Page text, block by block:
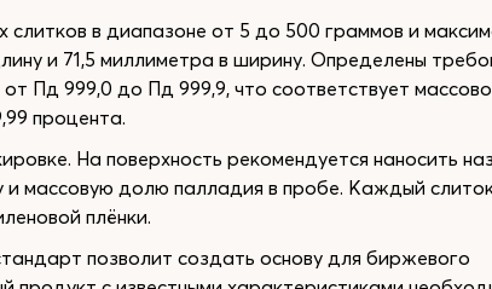
в диапазоне от 5 до 500 граммов и
и 71,5 миллиметра в ширину. Определены
от Пд 999,0 до Пд 999,9, что соответствует
процента.
На поверхность рекомендуется наносить
и массовую долю палладия в пробе. Каждый
плёнки.
позволит создать основу для биржевого